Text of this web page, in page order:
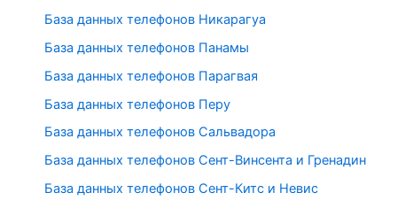
База данных телефонов Никарагуа
База данных телефонов Панамы
База данных телефонов Парагвая
База данных телефонов Перу
База данных телефонов Сальвадора
База данных телефонов Сент-Винсента и Гренадин
База данных телефонов Сент-Китс и Невис